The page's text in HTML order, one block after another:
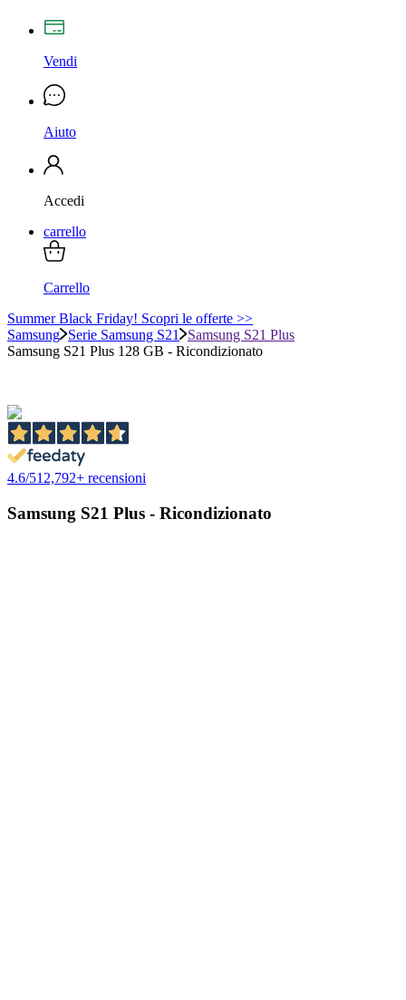
Vendi
Aiuto
Accedi
carrello
Carrello
Summer Black Friday! Scopri le offerte >>
Samsung Serie Samsung S21
Samsung S21 Plus
Samsung S21 Plus 128 GB - Ricondizionato
4.6/512,792+ recensioni
Samsung S21 Plus - Ricondizionato